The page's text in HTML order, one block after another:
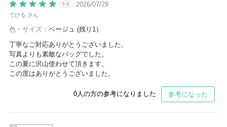
2026/07/29
5.0
でひる さん
色・サイズ： ベージュ (残り1）
丁寧なご対応ありがとうございました。
写真よりも素敵なバッグでした。
この夏に沢山使わせて頂きます。
この度はありがとうございました。
0人の方の参考になりました 参考になった